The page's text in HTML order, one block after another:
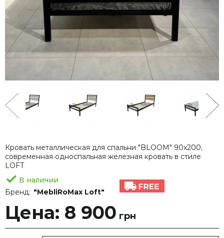
Кровать металлическая для спальни "BLOOM" 90х200,
современная односпальная железная кровать в стиле
LOFT
В наличии
Бренд: "MebliRoMax Loft"
Цена: 8 900 грн